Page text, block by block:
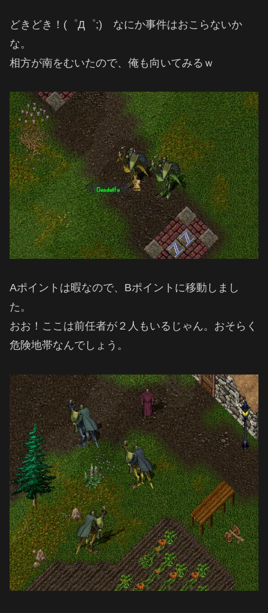
どきどき！(゜Д゜;) なにか事件はおこらないか
な。
相方が南をむいたので、俺も向いてみるｗ
Aポイントは暇なので、Bポイントに移動しまし
た。
おお！ここは前任者が２人もいるじゃん。おそらく
危険地帯なんでしょう。